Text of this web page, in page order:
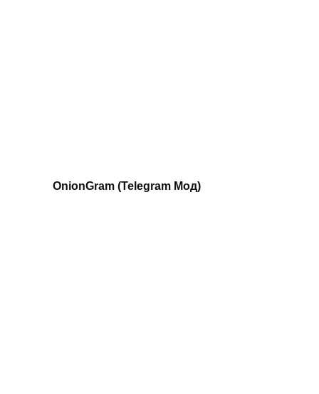
OnionGram (Telegram Мод)